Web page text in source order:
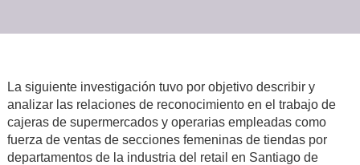
La siguiente investigación tuvo por objetivo describir y
analizar las relaciones de reconocimiento en el trabajo de
cajeras de supermercados y operarias empleadas como
fuerza de ventas de secciones femeninas de tiendas por
departamentos de la industria del retail en Santiago de